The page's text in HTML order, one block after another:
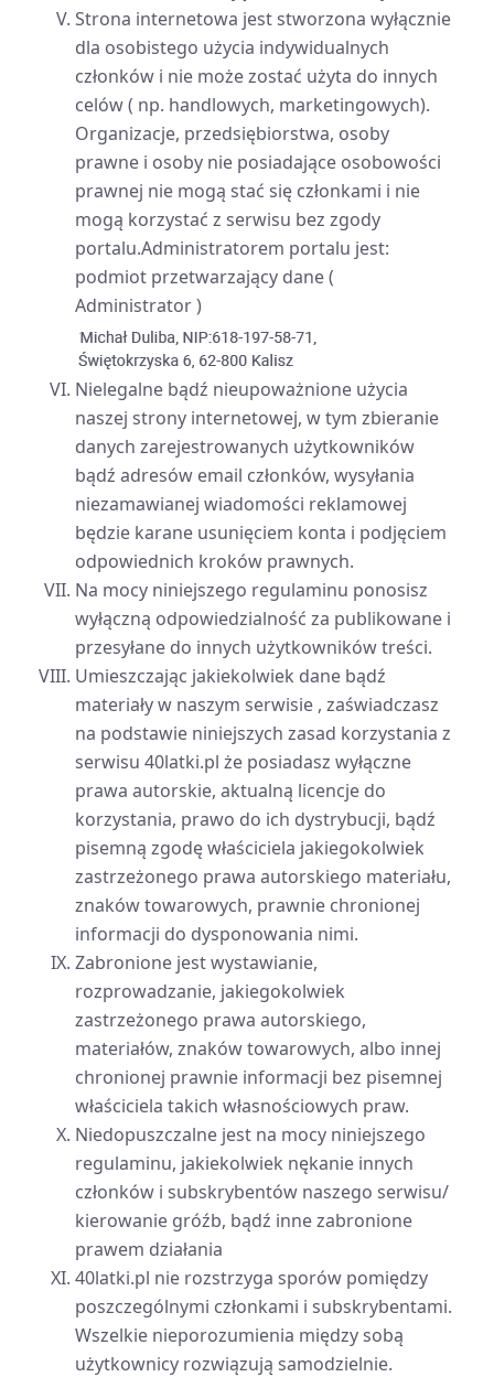
Strona internetowa jest stworzona wyłącznie
dla osobistego użycia indywidualnych
członków i nie może zostać użyta do innych
celów ( np. handlowych, marketingowych).
Organizacje, przedsiębiorstwa, osoby
prawne i osoby nie posiadające osobowości
prawnej nie mogą stać się członkami i nie
mogą korzystać z serwisu bez zgody
portalu.Administratorem portalu jest:
podmiot przetwarzający dane (
Administrator )
Nielegalne bądź nieupoważnione użycia
naszej strony internetowej, w tym zbieranie
danych zarejestrowanych użytkowników
bądź adresów email członków, wysyłania
niezamawianej wiadomości reklamowej
będzie karane usunięciem konta i podjęciem
odpowiednich kroków prawnych.
Na mocy niniejszego regulaminu ponosisz
wyłączną odpowiedzialność za publikowane i
przesyłane do innych użytkowników treści.
Umieszczając jakiekolwiek dane bądź
materiały w naszym serwisie , zaświadczasz
na podstawie niniejszych zasad korzystania z
serwisu 40latki.pl że posiadasz wyłączne
prawa autorskie, aktualną licencje do
korzystania, prawo do ich dystrybucji, bądź
pisemną zgodę właściciela jakiegokolwiek
zastrzeżonego prawa autorskiego materiału,
znaków towarowych, prawnie chronionej
informacji do dysponowania nimi.
Zabronione jest wystawianie,
rozprowadzanie, jakiegokolwiek
zastrzeżonego prawa autorskiego,
materiałów, znaków towarowych, albo innej
chronionej prawnie informacji bez pisemnej
właściciela takich własnościowych praw.
Niedopuszczalne jest na mocy niniejszego
regulaminu, jakiekolwiek nękanie innych
członków i subskrybentów naszego serwisu/
kierowanie gróźb, bądź inne zabronione
prawem działania
40latki.pl nie rozstrzyga sporów pomiędzy
poszczególnymi członkami i subskrybentami.
Wszelkie nieporozumienia między sobą
użytkownicy rozwiązują samodzielnie.